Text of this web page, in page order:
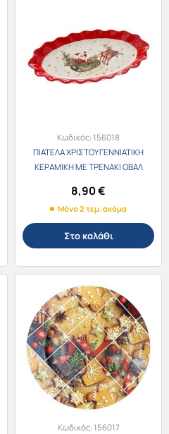
Κωδικός:156018
ΠΙΑΤΕΛΑ ΧΡΙΣΤΟΥΓΕΝΝΙΑΤΙΚΗ
ΚΕΡΑΜΙΚΗ ΜΕ ΤΡΕΝΑΚΙ ΟΒΑΛ
8,90€
Μόνο 2 τεμ. ακόμα
Στο καλάθι
Κωδικός:156017